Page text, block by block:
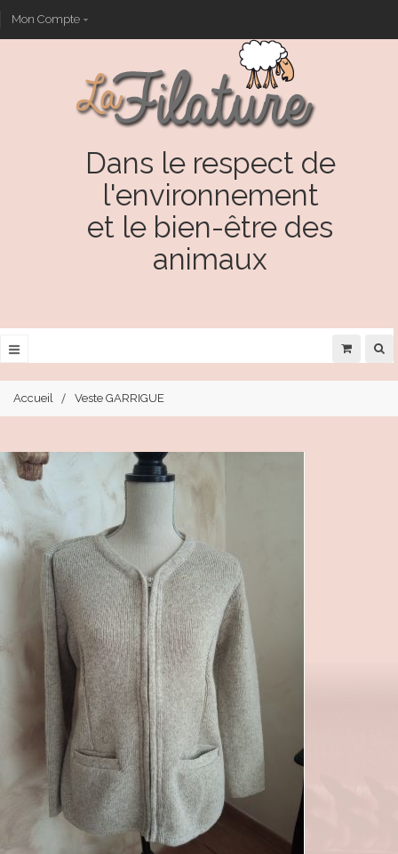
Mon Compte
Dans le respect de
l'environnement
et le bien-être des
animaux
Accueil Veste GARRIGUE